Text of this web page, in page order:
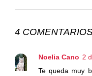
4
Noelia Cano 2
Te queda muy